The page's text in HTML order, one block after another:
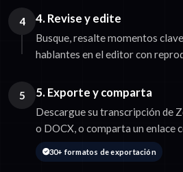
4 4. Revise y edite
Busque, resalte momentos
hablantes en el editor con
5 5. Exporte y comparta
Descargue su transcripción de
o DOCX, o comparta un enlace
30+ formatos de exportación